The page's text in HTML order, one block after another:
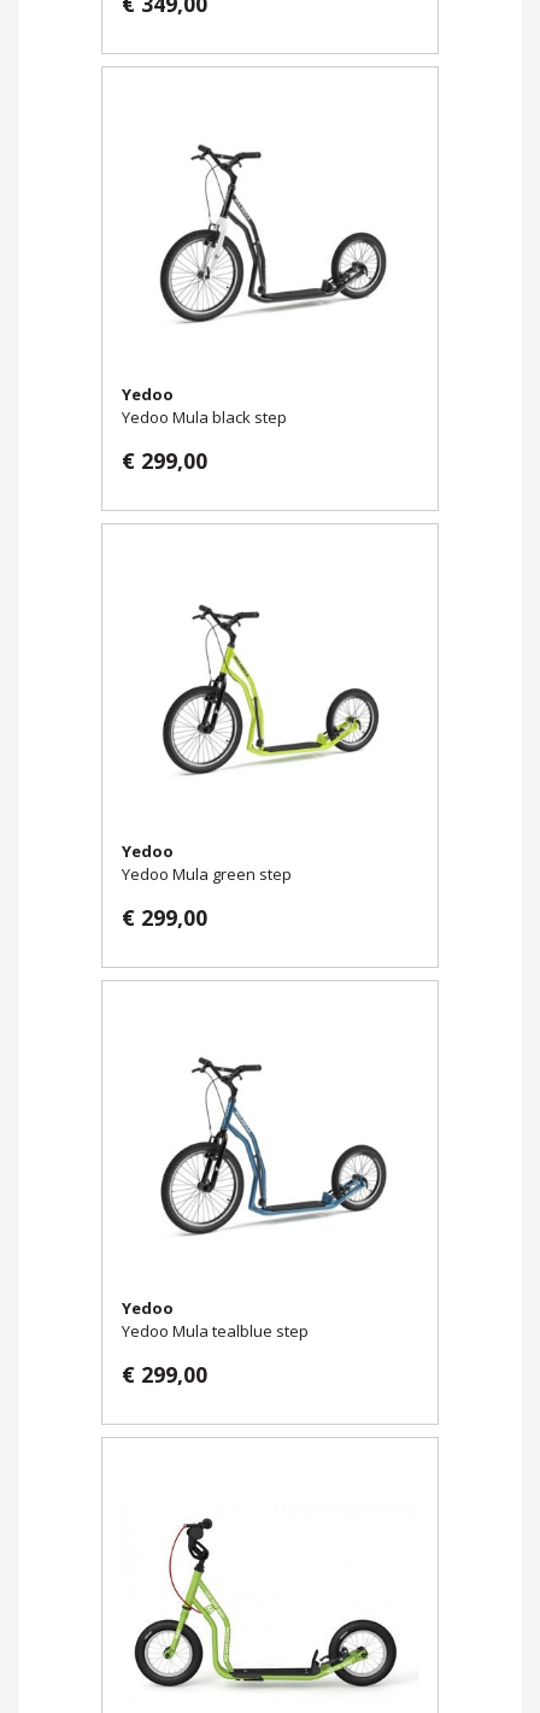
Yedoo
Yedoo Mula black step
€ 299,00
Yedoo
Yedoo Mula green step
€ 299,00
Yedoo
Yedoo Mula tealblue step
€ 299,00